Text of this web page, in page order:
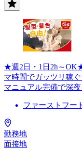
★週2日・1日2h～
マ時間でガッツリ稼
マニュアル完備で深
ファーストフー
勤務地
面接地